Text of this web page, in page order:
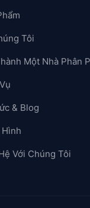
Tôi
Một Nhà Phân
& Blog
Hình
Với Chúng Tôi